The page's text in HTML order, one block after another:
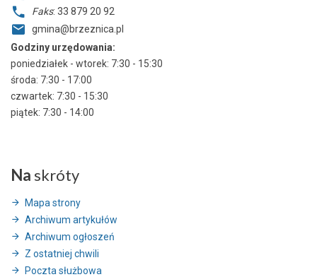
Faks: 33 879 20 92
gmina@brzeznica.pl
Godziny urzędowania:
poniedziałek - wtorek: 7:30 - 15:30
środa: 7:30 - 17:00
czwartek: 7:30 - 15:30
piątek: 7:30 - 14:00
Na skróty
Mapa strony
Archiwum artykułów
Archiwum ogłoszeń
Z ostatniej chwili
Poczta służbowa